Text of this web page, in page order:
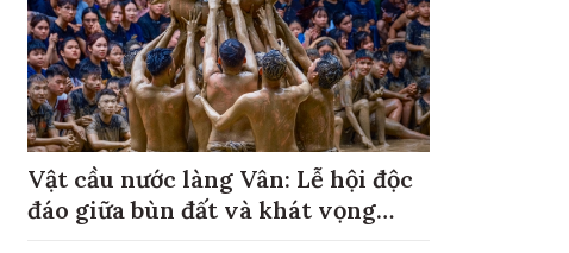
Vật cầu nước làng Vân: Lễ hội độc
đáo giữa bùn đất và khát vọng